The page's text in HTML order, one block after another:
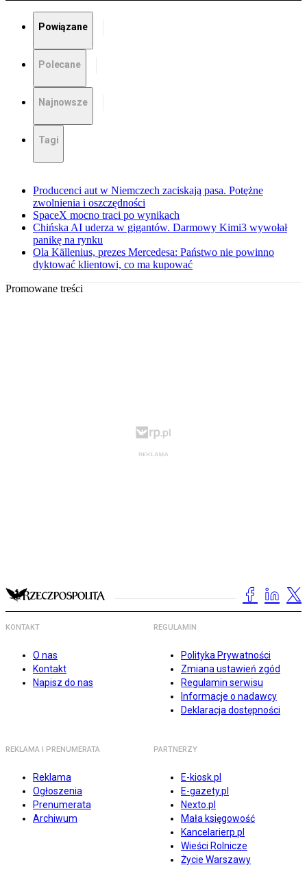
Powiązane
Polecane
Najnowsze
Tagi
Producenci aut w Niemczech zaciskają pasa. Potężne
zwolnienia i oszczędności
SpaceX mocno traci po wynikach
Chińska AI uderza w gigantów. Darmowy Kimi3 wywołał
panikę na rynku
Ola Källenius, prezes Mercedesa: Państwo nie powinno
dyktować klientowi, co ma kupować
Promowane treści
KONTAKT
O nas
Kontakt
Napisz do nas
REGULAMIN
Polityka Prywatności
Zmiana ustawień zgód
Regulamin serwisu
Informacje o nadawcy
Deklaracja dostępności
REKLAMA I PRENUMERATA
Reklama
Ogłoszenia
Prenumerata
Archiwum
PARTNERZY
E-kiosk.pl
E-gazety.pl
Nexto.pl
Mała księgowość
Kancelarierp.pl
Wieści Rolnicze
Życie Warszawy